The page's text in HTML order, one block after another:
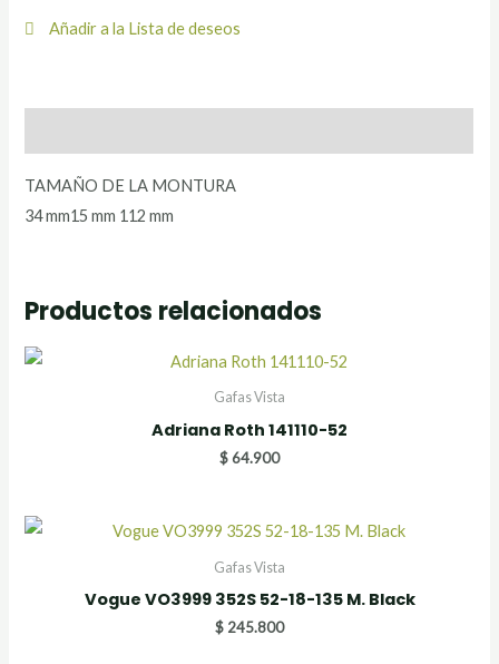
Añadir a la Lista de deseos
TAMAÑO DE LA MONTURA
34 mm15 mm 112 mm
Productos relacionados
Gafas Vista
Adriana Roth 141110-52
$64.900
Gafas Vista
Vogue VO3999 352S 52-18-135 M. Black
$ 245.800